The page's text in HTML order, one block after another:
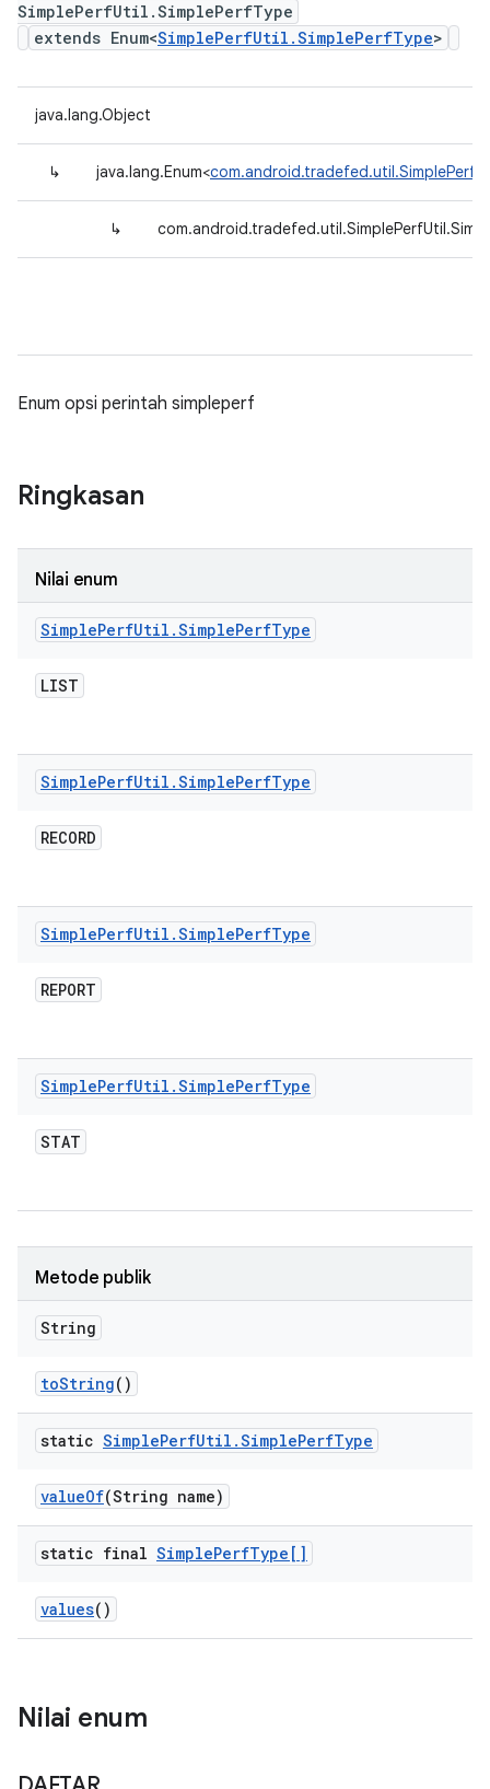
SimplePerfUtil.SimplePerfType
extends Enum<SimplePerfUtil.SimplePerfType>
java.lang.Object
↳ java.lang.Enum<
↳
Enum opsi perintah simpleperf
Ringkasan
Nilai enum
SimplePerfUtil .SimplePerfType
LIST
SimplePerfUtil .SimplePerfType
RECORD
SimplePerfUtil .SimplePerfType
REPORT
SimplePerfUtil .SimplePerfType
STAT
Metode publik
String
toString()
static SimplePerfUtil .SimplePerfType
valueOf(String name)
static final SimplePerfType[]
values()
Nilai enum